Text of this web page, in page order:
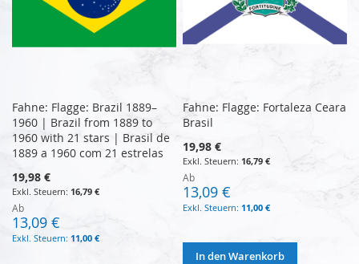
Fahne: Flagge: Brazil 1889–
1960 | Brazil from 1889 to
1960 with 21 stars | Brasil de
1889 a 1960 com 21 estrelas
19,98 €
16,79 €
Ab
13,09 €
11,00 €
Fahne: Flagge: Fortaleza Ceara
Brasil
19,98 €
16,79 €
Ab
13,09 €
11,00 €
In den Warenkorb